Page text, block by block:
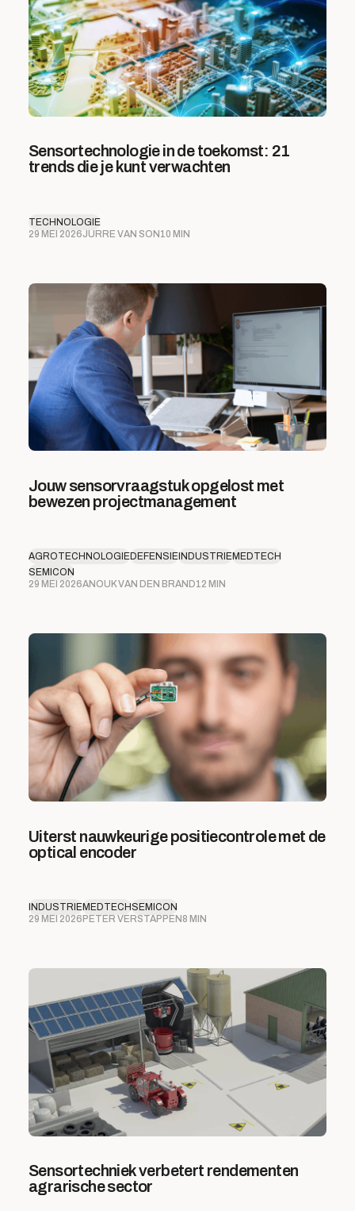
Sensortechnologie in de toekomst: 21
trends die je kunt verwachten
TECHNOLOGIE
29 MEI 2026JURRE VAN SON10 MIN
Jouw sensorvraagstuk opgelost met
bewezen projectmanagement
AGROTECHNOLOGIEDEFENSIE INDUSTRIEMEDTECH
SEMICON
29 MEI 2026ANOUK VAN DEN BRAND12 MIN
Uiterst nauwkeurige positiecontrole met de
optical encoder
INDUSTRIEMEDTECHSEMICON
29 MEI 2026 PETER VERSTAPPEN 8 MIN
Sensortechniek verbetert rendementen
agrarische sector